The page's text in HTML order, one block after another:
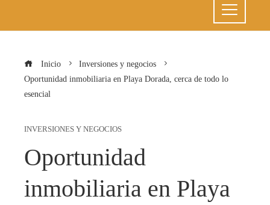
Inicio
Inversiones y negocios
Oportunidad inmobiliaria en Playa Dorada, cerca de todo lo
esencial
INVERSIONES Y NEGOCIOS
Oportunidad
inmobiliaria en Playa